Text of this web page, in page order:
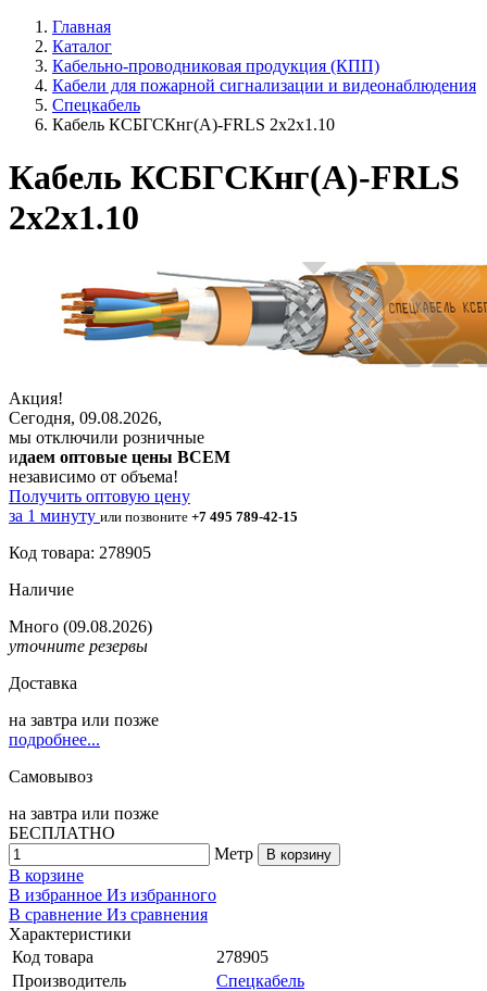
Главная
Каталог
Кабельно-проводниковая продукция (КПП)
Кабели для пожарной сигнализации и видеонаблюдения
Спецкабель
Кабель КСБГСКнг(А)-FRLS 2х2х1.10
Кабель КСБГСКнг(А)-FRLS
2х2х1.10
Акция!
Сегодня, 09.08.2026,
мы отключили розничные
идаем оптовые цены ВСЕМ
независимо от объема!
Получить оптовую цену
за 1 минуту или позвоните +7 495 789-42-15
Код товара: 278905
Наличие
Много (09.08.2026)
уточните резервы
Доставка
на завтра или позже
подробнее...
Самовывоз
на завтра или позже
БЕСПЛАТНО
Метр
В корзину
В корзине
В избранное Из избранного
В сравнение Из сравнения
Характеристики
Код товара
278905
Производитель
Спецкабель